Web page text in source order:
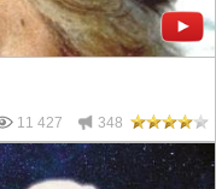
11 427 348